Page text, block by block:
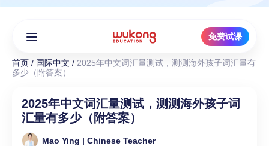
免费试课
首页 / 国际中文 / 2025年中文词汇量测试，测测海外孩子词汇量有
多少（附答案）
2025年中文词汇量测试，测测海外孩子词
汇量有多少（附答案）
Mao Ying | Chinese Teacher